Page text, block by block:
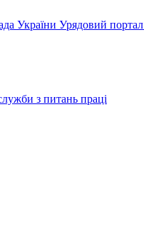
України Урядовий портал
з питань праці